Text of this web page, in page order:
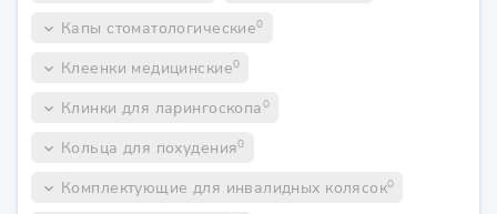
keyboard_arrow_down Капы стоматологические0
keyboard_arrow_down Клеенки медицинские0
keyboard_arrow_down Клинки для ларингоскопа0
keyboard_arrow_down Кольца для похудения0
keyboard_arrow_down Комплектующие для инвалидных колясок0